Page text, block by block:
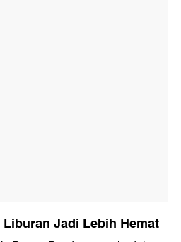
Jadi Lebih Hemat